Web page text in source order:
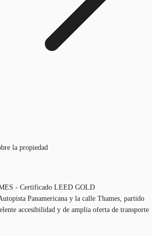
la propiedad
- Certificado LEED GOLD
Panamericana y la calle Thames, partido
accesibilidad y de amplia oferta de transporte